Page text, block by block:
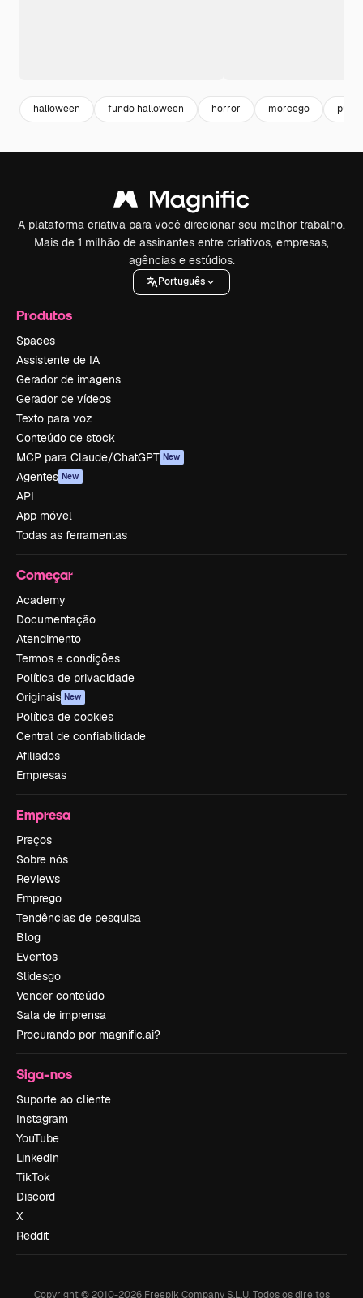
halloween fundo halloween horror morcego
A plataforma criativa para você direcionar seu melhor trabalho.
Mais de 1 milhão de assinantes entre criativos, empresas,
agências e estúdios.
Português
Produtos
Spaces
Assistente de IA
Gerador de imagens
Gerador de vídeos
Texto para voz
Conteúdo de stock
MCP para Claude/ChatGPT New
Agentes New
API
App móvel
Todas as ferramentas
Começar
Academy
Documentação
Atendimento
Termos e condições
Política de privacidade
Originais New
Política de cookies
Central de confiabilidade
Afiliados
Empresas
Empresa
Preços
Sobre nós
Reviews
Emprego
Tendências de pesquisa
Blog
Eventos
Slidesgo
Vender conteúdo
Sala de imprensa
Procurando por magnific.ai?
Siga-nos
Suporte ao cliente
Instagram
YouTube
LinkedIn
TikTok
Discord
X
Reddit
Copyright © 2010-2026Freepik Company S.L.U. Todos os direitos